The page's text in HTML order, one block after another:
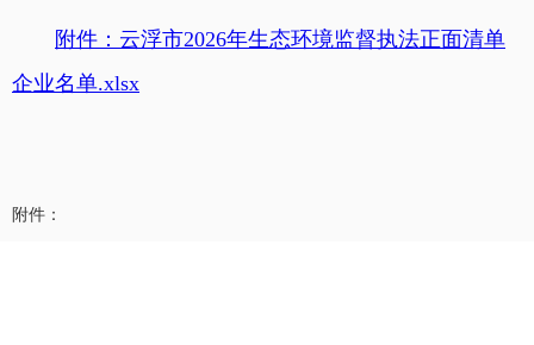
附件：云浮市2026年生态环境监督执法正面清单
企业名单.xlsx
附件：